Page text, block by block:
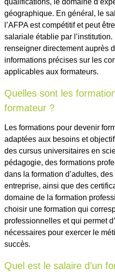
qualifications, le domaine
géographique. En général, le
l’AFPA est compétitif et peut
salariale établie par
renseigner directement auprès
informations précises sur les
applicables aux formateurs.
Quelles sont les
formateur ?
Les formations pour devenir
adaptées aux besoins et
des cursus universitaires en
pédagogie, des formations
dans la formation d’adultes,
entreprise, ainsi que des
domaine de la formation
choisir une formation qui
professionnelles et qui permet
nécessaires pour exercer le
succès.
Quel est le salaire d’un